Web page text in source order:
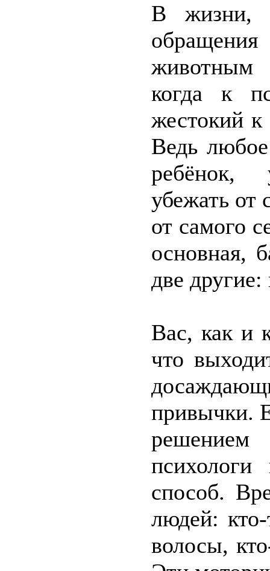
В жизни,
животным
когда к
жестокий к
Ведь
ребёнок,
убежать от
от самого
основная,
две
Вас, как и
что
привычки.
психологи
способ.
людей:
волосы,